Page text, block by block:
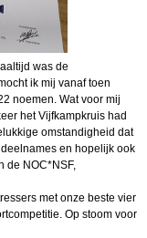
was de
ik mij vanaf toen
noemen. Wat voor mij
het Vijfkampkruis had
omstandigheid dat
en hopelijk ook
de NOC*NSF,
met onze beste vier
Op stoom voor